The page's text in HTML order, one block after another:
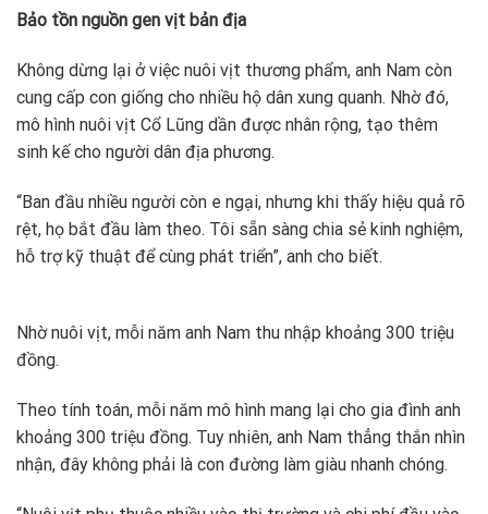
Bảo tồn nguồn gen vịt bản địa
Không dừng lại ở việc nuôi vịt thương phẩm, anh Nam còn
cung cấp con giống cho nhiều hộ dân xung quanh. Nhờ đó,
mô hình nuôi vịt Cổ Lũng dần được nhân rộng, tạo thêm
sinh kế cho người dân địa phương.
“Ban đầu nhiều người còn e ngại, nhưng khi thấy hiệu quả rõ
rệt, họ bắt đầu làm theo. Tôi sẵn sàng chia sẻ kinh nghiệm,
hỗ trợ kỹ thuật để cùng phát triển”, anh cho biết.
Nhờ nuôi vịt, mỗi năm anh Nam thu nhập khoảng 300 triệu
đồng.
Theo tính toán, mỗi năm mô hình mang lại cho gia đình anh
khoảng 300 triệu đồng. Tuy nhiên, anh Nam thẳng thắn nhìn
nhận, đây không phải là con đường làm giàu nhanh chóng.